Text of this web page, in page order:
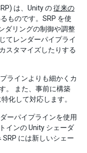
は、Unity の従来の
ものです。SRP を使
ダリングの制御や調整
てレンダーパイプライ
スタマイズしたりする
ラインよりも細かくカ
。 また、事前に構築
化して対応します。
ーパイプラインを使用
インの Unity シェーダ
には新しいシェー